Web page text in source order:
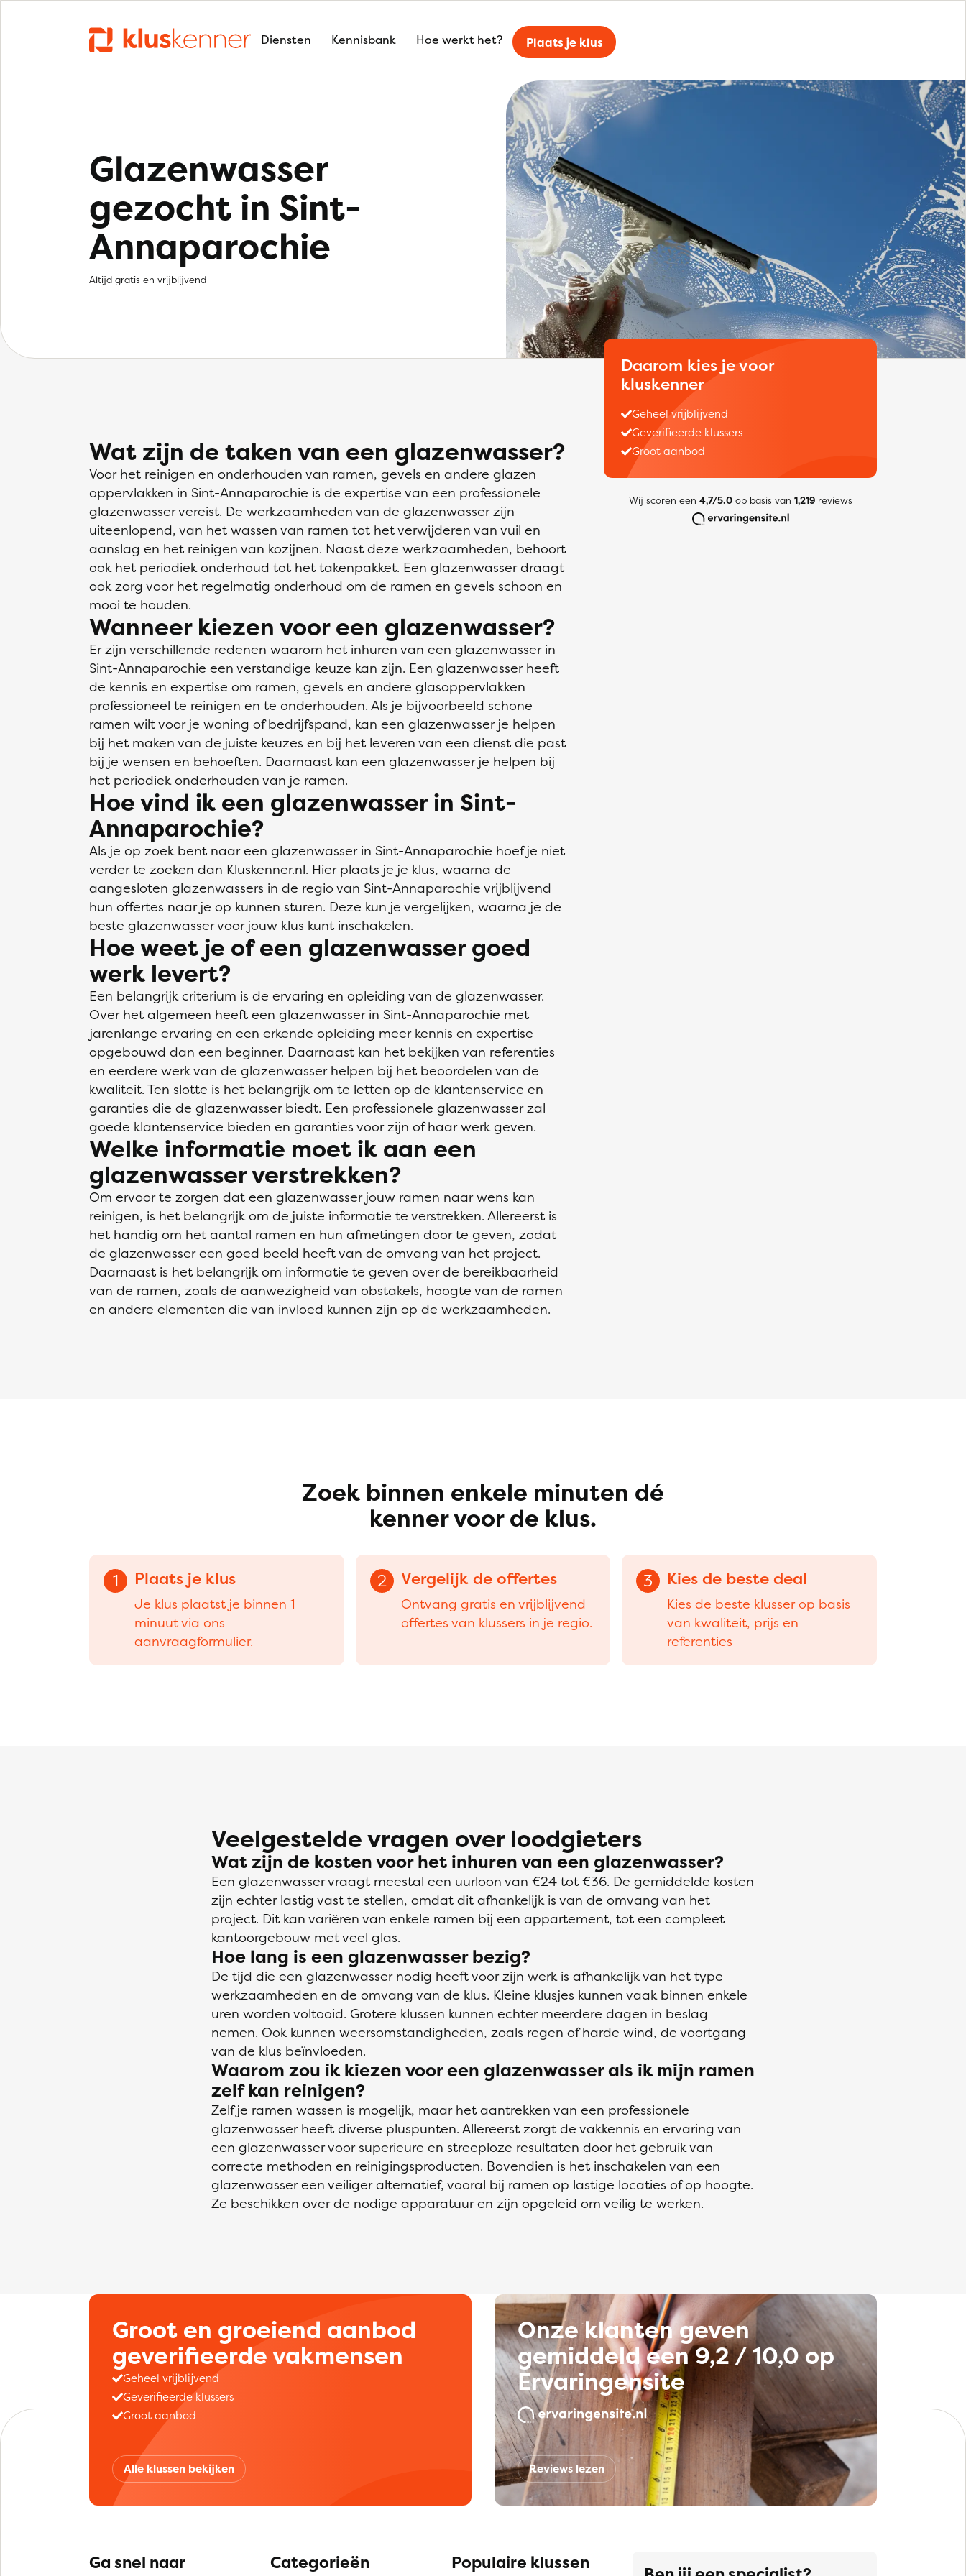
Diensten Kennisbank Hoe werkt het? Plaats je klus
Glazenwasser
gezocht in Sint-
Annaparochie
Altijd gratis en vrijblijvend
Wat zijn de taken van een glazenwasser?
Voor het reinigen en onderhouden van ramen, gevels en andere glazen
oppervlakken in Sint-Annaparochie is de expertise van een professionele
glazenwasser vereist. De werkzaamheden van de glazenwasser zijn
uiteenlopend, van het wassen van ramen tot het verwijderen van vuil en
aanslag en het reinigen van kozijnen. Naast deze werkzaamheden, behoort
ook het periodiek onderhoud tot het takenpakket. Een glazenwasser draagt
ook zorg voor het regelmatig onderhoud om de ramen en gevels schoon en
mooi te houden.
Wanneer kiezen voor een glazenwasser?
Er zijn verschillende redenen waarom het inhuren van een glazenwasser in
Sint-Annaparochie een verstandige keuze kan zijn. Een glazenwasser heeft
de kennis en expertise om ramen, gevels en andere glasoppervlakken
professioneel te reinigen en te onderhouden. Als je bijvoorbeeld schone
ramen wilt voor je woning of bedrijfspand, kan een glazenwasser je helpen
bij het maken van de juiste keuzes en bij het leveren van een dienst die past
bij je wensen en behoeften. Daarnaast kan een glazenwasser je helpen bij
het periodiek onderhouden van je ramen.
Hoe vind ik een glazenwasser in Sint-
Annaparochie?
Als je op zoek bent naar een glazenwasser in Sint-Annaparochie hoef je niet
verder te zoeken dan Kluskenner.nl. Hier plaats je je klus, waarna de
aangesloten glazenwassers in de regio van Sint-Annaparochie vrijblijvend
hun offertes naar je op kunnen sturen. Deze kun je vergelijken, waarna je de
beste glazenwasser voor jouw klus kunt inschakelen.
Hoe weet je of een glazenwasser goed
werk levert?
Een belangrijk criterium is de ervaring en opleiding van de glazenwasser.
Over het algemeen heeft een glazenwasser in Sint-Annaparochie met
jarenlange ervaring en een erkende opleiding meer kennis en expertise
opgebouwd dan een beginner. Daarnaast kan het bekijken van referenties
en eerdere werk van de glazenwasser helpen bij het beoordelen van de
kwaliteit. Ten slotte is het belangrijk om te letten op de klantenservice en
garanties die de glazenwasser biedt. Een professionele glazenwasser zal
goede klantenservice bieden en garanties voor zijn of haar werk geven.
Welke informatie moet ik aan een
glazenwasser verstrekken?
Om ervoor te zorgen dat een glazenwasser jouw ramen naar wens kan
reinigen, is het belangrijk om de juiste informatie te verstrekken. Allereerst is
het handig om het aantal ramen en hun afmetingen door te geven, zodat
de glazenwasser een goed beeld heeft van de omvang van het project.
Daarnaast is het belangrijk om informatie te geven over de bereikbaarheid
van de ramen, zoals de aanwezigheid van obstakels, hoogte van de ramen
en andere elementen die van invloed kunnen zijn op de werkzaamheden.
Daarom kies je voor
kluskenner
Geheel vrijblijvend
Geverifieerde klussers
Groot aanbod
Wij scoren een 4,7/5.0op basis van 1,219reviews
Zoek binnen enkele minuten dé
kenner voor de klus.
1 Plaats je klus
Je klus plaatst je binnen 1
minuut via ons
aanvraagformulier.
2 Vergelijk de offertes
Ontvang gratis en vrijblijvend
offertes van klussers in je regio.
3 Kies de beste deal
Kies de beste klusser op basis
van kwaliteit, prijs en
referenties
Veelgestelde vragen over loodgieters
Wat zijn de kosten voor het inhuren van een glazenwasser?
Een glazenwasser vraagt meestal een uurloon van €24 tot €36. De gemiddelde kosten
zijn echter lastig vast te stellen, omdat dit afhankelijk is van de omvang van het
project. Dit kan variëren van enkele ramen bij een appartement, tot een compleet
kantoorgebouw met veel glas.
Hoe lang is een glazenwasser bezig?
De tijd die een glazenwasser nodig heeft voor zijn werk is afhankelijk van het type
werkzaamheden en de omvang van de klus. Kleine klusjes kunnen vaak binnen enkele
uren worden voltooid. Grotere klussen kunnen echter meerdere dagen in beslag
nemen. Ook kunnen weersomstandigheden, zoals regen of harde wind, de voortgang
van de klus beïnvloeden.
Waarom zou ik kiezen voor een glazenwasser als ik mijn ramen
zelf kan reinigen?
Zelf je ramen wassen is mogelijk, maar het aantrekken van een professionele
glazenwasser heeft diverse pluspunten. Allereerst zorgt de vakkennis en ervaring van
een glazenwasser voor superieure en streeploze resultaten door het gebruik van
correcte methoden en reinigingsproducten. Bovendien is het inschakelen van een
glazenwasser een veiliger alternatief, vooral bij ramen op lastige locaties of op hoogte.
Ze beschikken over de nodige apparatuur en zijn opgeleid om veilig te werken.
Groot en groeiend aanbod
geverifieerde vakmensen
Geheel vrijblijvend
Geverifieerde klussers
Groot aanbod
Alle klussen bekijken
Onze klanten geven
gemiddeld een 9,2 / 10,0 op
Ervaringensite
Reviews lezen
Ga snel naar Categorieën Populaire klussen